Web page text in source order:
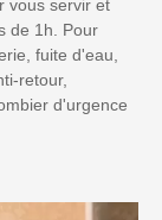
vous servir et
de 1h. Pour
fuite d'eau,
retour,
d'urgence